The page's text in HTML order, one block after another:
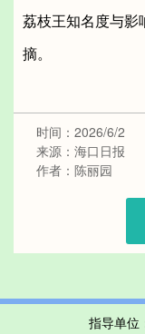
荔枝王知名度与影
摘。
时间：2026/6/2
来源：海口日报
作者：陈丽园
指导单位